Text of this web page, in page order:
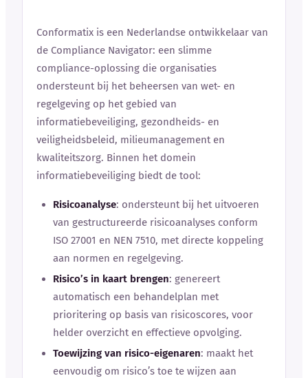
Conformatix is een Nederlandse ontwikkelaar van
de Compliance Navigator: een slimme
compliance-oplossing die organisaties
ondersteunt bij het beheersen van wet- en
regelgeving op het gebied van
informatiebeveiliging, gezondheids- en
veiligheidsbeleid, milieumanagement en
kwaliteitszorg. Binnen het domein
informatiebeveiliging biedt de tool:
Risicoanalyse: ondersteunt bij het uitvoeren
van gestructureerde risicoanalyses conform
ISO 27001 en NEN 7510, met directe koppeling
aan normen en regelgeving.
Risico’s in kaart brengen: genereert
automatisch een behandelplan met
prioritering op basis van risicoscores, voor
helder overzicht en effectieve opvolging.
Toewijzing van risico-eigenaren: maakt het
eenvoudig om risico’s toe te wijzen aan